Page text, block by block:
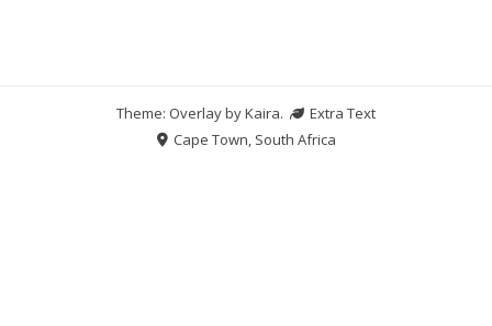
Theme: Overlay byKaira.
Extra Text
Cape Town, South Africa